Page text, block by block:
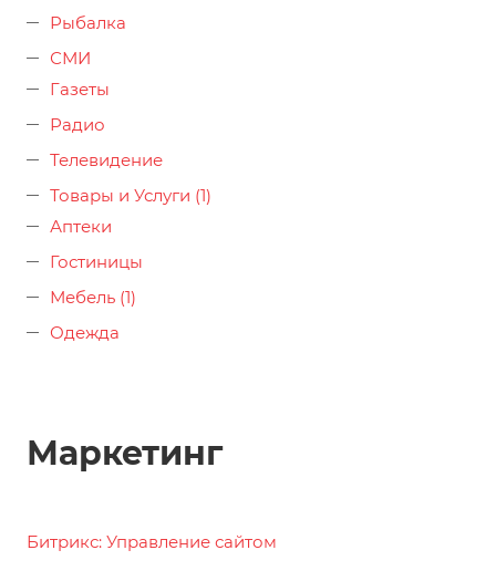
Рыбалка
СМИ
Газеты
Радио
Телевидение
Товары и Услуги (1)
Аптеки
Гостиницы
Мебель (1)
Одежда
Маркетинг
Битрикс: Управление сайтом